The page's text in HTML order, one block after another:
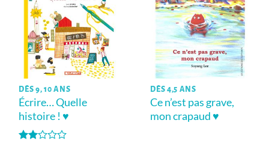
DÈS 9, 10 ANS
Écrire… Quelle
histoire ! ♥
DÈS 4,5 ANS
Ce n’est pas grave,
mon crapaud ♥